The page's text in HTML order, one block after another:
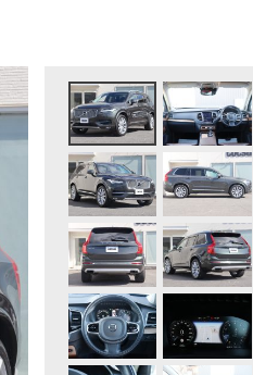
スの
カスタマイズの
お問い合わせ
板金塗装の
お問い合わせ